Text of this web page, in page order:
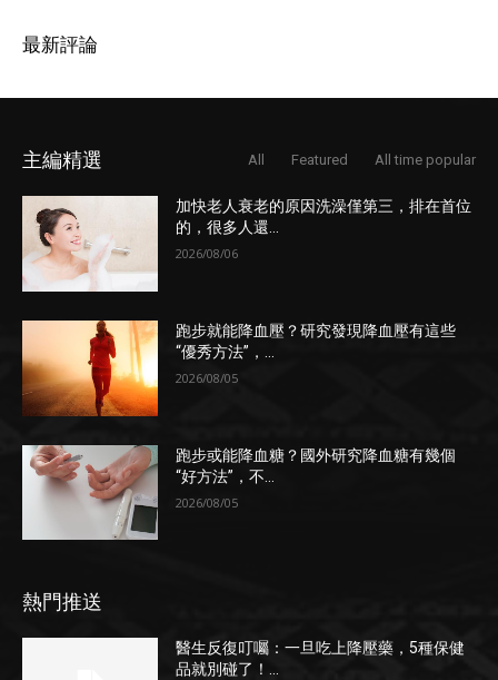
最新評論
主編精選 All Featured All time popular
加快老人衰老的原因洗澡僅第三，排在首位
的，很多人還...
2026/08/06
跑步就能降血壓？研究發現降血壓有這些
“優秀方法”，...
2026/08/05
跑步或能降血糖？國外研究降血糖有幾個
“好方法”，不...
2026/08/05
熱門推送
醫生反復叮囑：一旦吃上降壓藥，5種保健
品就別碰了！...